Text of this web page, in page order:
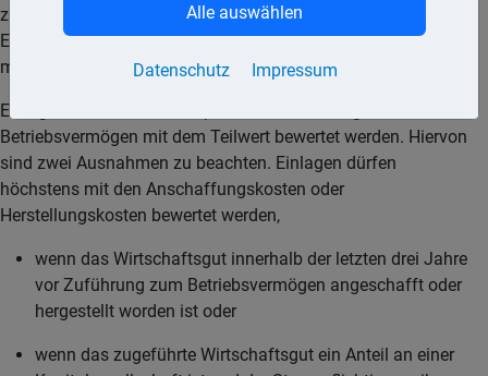
zu versteuern. Entsprechend können Wertverluste der
Einlagen, wie zum Beispiel Abschreibungen, Gewinn
mindernd berücksichtigt werden.
Einlagen müssen zum Zeitpunkt der Zuführung ins
Betriebsvermögen mit dem Teilwert bewertet werden. Hiervon
sind zwei Ausnahmen zu beachten. Einlagen dürfen
höchstens mit den Anschaffungskosten oder
Herstellungskosten bewertet werden,
wenn das Wirtschaftsgut innerhalb der letzten drei Jahre
vor Zuführung zum Betriebsvermögen angeschafft oder
hergestellt worden ist oder
wenn das zugeführte Wirtschaftsgut ein Anteil an einer
Datenschutz Impressum
Alle auswählen